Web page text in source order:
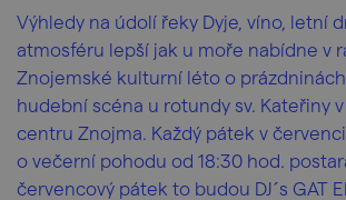
Výhledy na údolí řeky Dyje, víno, letní
atmosféru lepší jak u moře nabídne v
Znojemské kulturní léto o
hudební scéna u rotundy sv. Kateřiny
centru Znojma. Každý pátek v
o večerní pohodu od 18:30 hod.
červencový pátek to budou DJ´s GAT